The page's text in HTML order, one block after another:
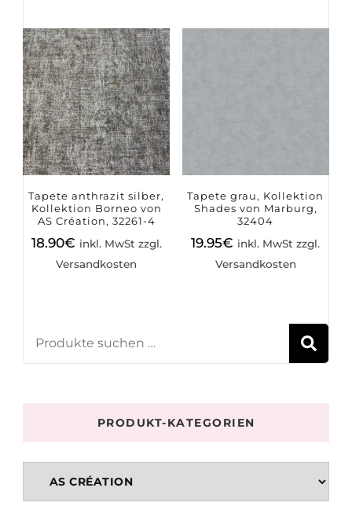
Tapete anthrazit silber,
Kollektion Borneo von
AS Création, 32261-4
18.90€ inkl. MwSt zzgl.
Versandkosten
Tapete grau, Kollektion
Shades von Marburg,
32404
19.95€ inkl. MwSt zzgl.
Versandkosten
PRODUKT-KATEGORIEN